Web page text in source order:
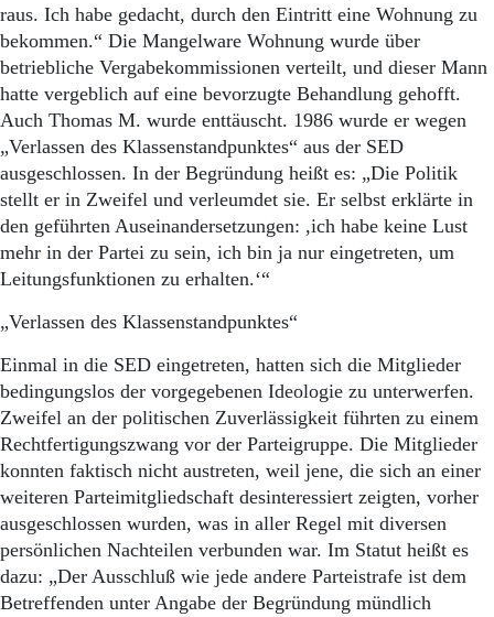
raus. Ich habe gedacht, durch den Eintritt eine Wohnung zu
bekommen.“ Die Mangelware Wohnung wurde über
betriebliche Vergabekommissionen verteilt, und dieser Mann
hatte vergeblich auf eine bevorzugte Behandlung gehofft.
Auch Thomas M. wurde enttäuscht. 1986 wurde er wegen
„Verlassen des Klassenstandpunktes“ aus der SED
ausgeschlossen. In der Begründung heißt es: „Die Politik
stellt er in Zweifel und verleumdet sie. Er selbst erklärte in
den geführten Auseinandersetzungen: ,ich habe keine Lust
mehr in der Partei zu sein, ich bin ja nur eingetreten, um
Leitungsfunktionen zu erhalten.‘“
„Verlassen des Klassenstandpunktes“
Einmal in die SED eingetreten, hatten sich die Mitglieder
bedingungslos der vorgegebenen Ideologie zu unterwerfen.
Zweifel an der politischen Zuverlässigkeit führten zu einem
Rechtfertigungszwang vor der Parteigruppe. Die Mitglieder
konnten faktisch nicht austreten, weil jene, die sich an einer
weiteren Parteimitgliedschaft desinteressiert zeigten, vorher
ausgeschlossen wurden, was in aller Regel mit diversen
persönlichen Nachteilen verbunden war. Im Statut heißt es
dazu: „Der Ausschluß wie jede andere Parteistrafe ist dem
Betreffenden unter Angabe der Begründung mündlich